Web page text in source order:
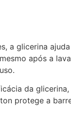
a glicerina
após a
da
protege a